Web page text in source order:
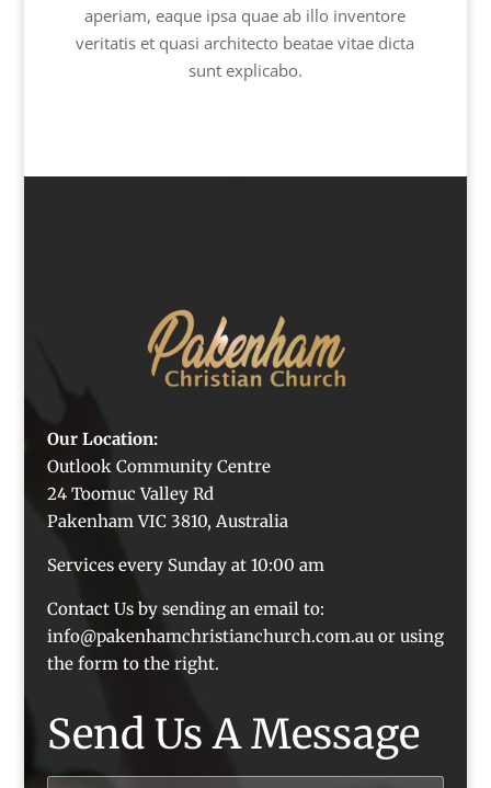
aperiam, eaque ipsa quae ab illo inventore
veritatis et quasi architecto beatae vitae dicta
sunt explicabo.
Our Location:
Outlook Community Centre
24 Toomuc Valley Rd
Pakenham VIC 3810, Australia
Services every Sunday at 10:00 am
Contact Us by sending an email to:
info@pakenhamchristianchurch.com.au or using
the form to the right.
Send Us A Message